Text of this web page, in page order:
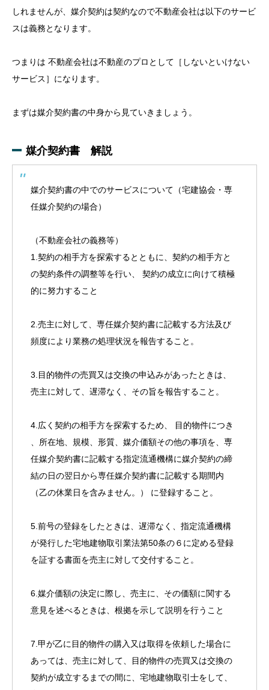
しれませんが、媒介契約は契約なので不動産会社は以下のサービ
スは義務となります。
つまりは 不動産会社は不動産のプロとして［しないといけない
サービス］になります。
まずは媒介契約書の中身から見ていきましょう。
媒介契約書 解説
媒介契約書の中でのサービスについて（宅建協会・専
任媒介契約の場合）
（不動産会社の義務等）
1.契約の相手方を探索するとともに、契約の相手方と
の契約条件の調整等を行い、 契約の成立に向けて積極
的に努力すること
2.売主に対して、専任媒介契約書に記載する方法及び
頻度により業務の処理状況を報告すること。
3.目的物件の売買又は交換の申込みがあったときは、
売主に対して、遅滞なく、その旨を報告すること。
4.広く契約の相手方を探索するため、 目的物件につき
、所在地、規模、形質、媒介価額その他の事項を、専
任媒介契約書に記載する指定流通機構に媒介契約の締
結の日の翌日から専任媒介契約書に記載する期間内
（乙の休業日を含みません。） に登録すること。
5.前号の登録をしたときは、遅滞なく、指定流通機構
が発行した宅地建物取引業法第50条の６に定める登録
を証する書面を売主に対して交付すること。
6.媒介価額の決定に際し、売主に、その価額に関する
意見を述べるときは、根拠を示して説明を行うこと
7.甲が乙に目的物件の購入又は取得を依頼した場合に
あっては、売主に対して、目的物件の売買又は交換の
契約が成立するまでの間に、宅地建物取引士をして、